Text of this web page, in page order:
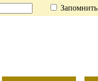
Запомнить